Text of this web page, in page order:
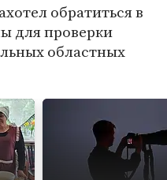
обратиться в
для проверки
областных